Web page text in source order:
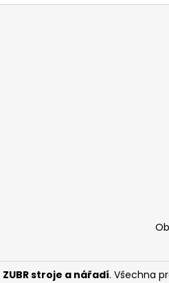
ZUBR stroje a nářadí. Všechna